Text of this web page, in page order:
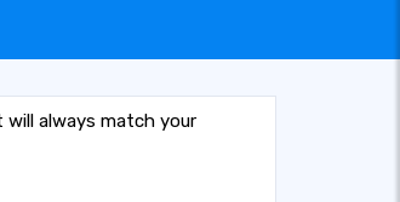
always match your